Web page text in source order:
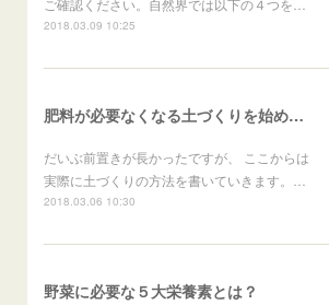
2018.03.09 10:25
肥料が必要なくなる土づくりを始めるときの２つの方法
だいぶ前置きが長かったですが、 ここからは
実際に土づくりの方法を書いていきます。…
2018.03.06 10:30
野菜に必要な５大栄養素とは？